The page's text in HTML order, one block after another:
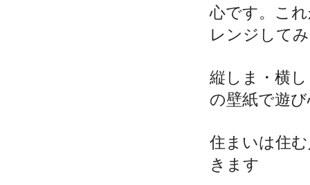
心です。こ
レンジして
縦しま・横
の壁紙で遊
住まいは住
きます